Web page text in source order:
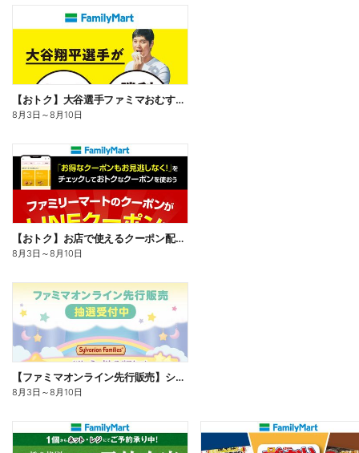
【おトク】大谷選手ファミマおむすび割
8月3日 ～8月10日
【おトク】お店で使えるクーポン配信中
8月3日 ～8月10日
【ファミマオンライン先行販売】シルバニアファミリー
8月3日 ～8月10日